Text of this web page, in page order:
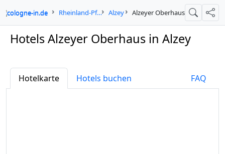
cologne-in.de Rheinland-Pfalz Alzey Alzeyer Oberhaus Suche
Hotels Alzeyer Oberhaus in Alzey
Hotelkarte Hotels buchen FAQ